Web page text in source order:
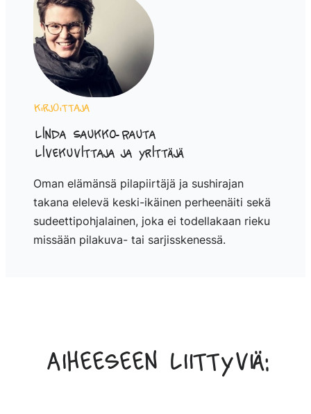
Kirjoittaja
Linda Saukko-Rauta
Livekuvittaja ja yrittäjä
Oman elämänsä pilapiirtäjä ja sushirajan
takana elelevä keski-ikäinen perheenäiti sekä
sudeettipohjalainen, joka ei todellakaan rieku
missään pilakuva- tai sarjisskenessä.
Aiheeseen liittyviä: